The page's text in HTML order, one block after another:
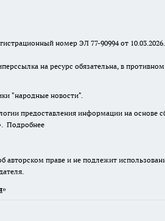
номер ЭЛ 77-90994 от
на ресурс обязательна, в
"народные новости".
предоставления информации на основе
Подробнее
авторском праве и не подлежит
»